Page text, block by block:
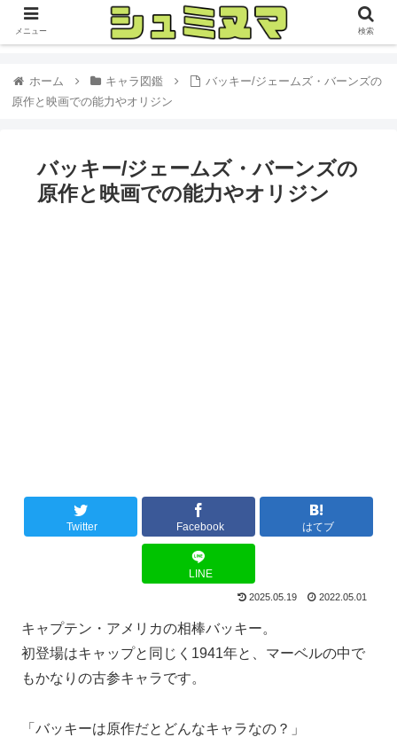
ホーム キャラ図鑑
バッキー/ジェームズ・バーンズの
原作と映画での能力やオリジン
バッキー/ジェームズ・バーンズの
原作と映画での能力やオリジン
Twitter Facebook はてブ
LINE
2025.05.19 2022.05.01
キャプテン・アメリカの相棒バッキー。
初登場はキャップと同じく1941年と、マーベルの中で
もかなりの古参キャラです。
「バッキーは原作だとどんなキャラなの？」
メニュー 検索